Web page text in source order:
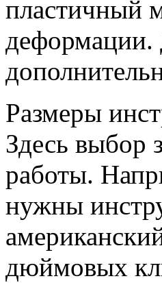
пластичный
деформации.
Размеры
Здесь выбор
работы.
нужны
дюймовых